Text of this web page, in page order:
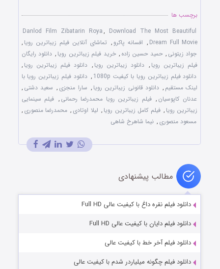
برچسب ها
Danlod Film Zibatarin Roya, Download The Most Beautiful
Dream Full Movie
, افسانه پاکرو , تماشای آنلاین فیلم زیباترین رویا ,
جواد زیتونی , حمید حسین زاده , خرید فیلم زیباترین رویا , دانلود رایگان
فیلم زیباترین رویا , دانلود زیباترین رویا , دانلود فیلم زیباترین رویا ,
دانلود فیلم زیباترین رویا با کیفیت 1080p
, دانلود فیلم زیباترین رویا با
لینک مستقیم , دانلود قانونی زیباترین رویا , سارا منجزی , سعید دشتی ,
عدنان کاپوسیان , فیلم زیباترین رویا محمدرضا رحمانی , فیلم سینمایی
زیباترین رویا , فیلم کامل زیباترین رویا , لیلا اوتادی , محمدرضا منصوری ,
مسعود منصوری , نیما شاهرخ شاهی
مطالب پیشنهادی
دانلود فیلم نقره داغ با کیفیت عالی Full HD
دانلود فیلم دایان با کیفیت عالی Full HD
دانلود فیلم آخر خط با کیفیت عالی
دانلود فیلم چگونه میلیاردر شدم با کیفیت عالی